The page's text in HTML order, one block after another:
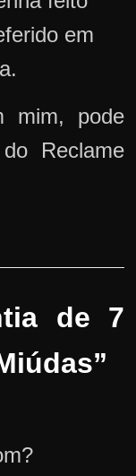
em
mim, pode
do Reclame
de 7